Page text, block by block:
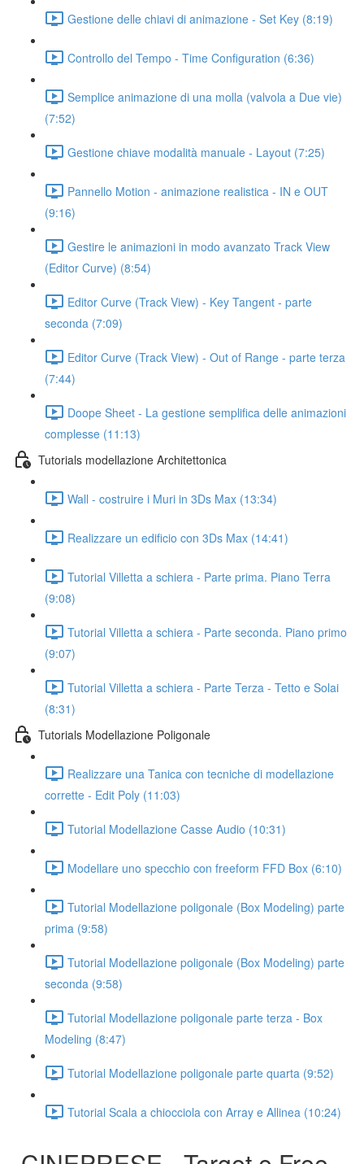
Gestione delle chiavi di animazione - Set Key (8:19)
Controllo del Tempo - Time Configuration (6:36)
Semplice animazione di una molla (valvola a Due vie)
(7:52)
Gestione chiave modalità manuale - Layout (7:25)
Pannello Motion - animazione realistica - IN e OUT
(9:16)
Gestire le animazioni in modo avanzato Track View
(Editor Curve) (8:54)
Editor Curve (Track View) - Key Tangent - parte
seconda (7:09)
Editor Curve (Track View) - Out of Range - parte terza
(7:44)
Doope Sheet - La gestione semplifica delle animazioni
complesse (11:13)
Tutorials modellazione Architettonica
Wall - costruire i Muri in 3Ds Max (13:34)
Realizzare un edificio con 3Ds Max (14:41)
Tutorial Villetta a schiera - Parte prima. Piano Terra
(9:08)
Tutorial Villetta a schiera - Parte seconda. Piano primo
(9:07)
Tutorial Villetta a schiera - Parte Terza - Tetto e Solai
(8:31)
Tutorials Modellazione Poligonale
Realizzare una Tanica con tecniche di modellazione
corrette - Edit Poly (11:03)
Tutorial Modellazione Casse Audio (10:31)
Modellare uno specchio con freeform FFD Box (6:10)
Tutorial Modellazione poligonale (Box Modeling) parte
prima (9:58)
Tutorial Modellazione poligonale (Box Modeling) parte
seconda (9:58)
Tutorial Modellazione poligonale parte terza - Box
Modeling (8:47)
Tutorial Modellazione poligonale parte quarta (9:52)
Tutorial Scala a chiocciola con Array e Allinea (10:24)